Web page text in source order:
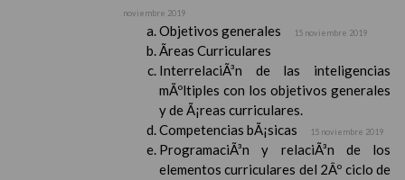
noviembre 2019
Objetivos generales 15 noviembre 2019
Ãreas Curriculares
InterrelaciÃ³n de las inteligencias
mÃºltiples con los objetivos generales
y de Ã¡reas curriculares.
Competencias bÃ¡sicas
15 noviembre 2019
ProgramaciÃ³n y relaciÃ³n de los
elementos curriculares del 2Âº ciclo de